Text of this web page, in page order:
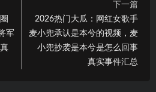
军
下一篇
2026热门大瓜：网红女歌手
麦小兜承认是本兮的视频，麦
小兜抄袭是本兮是怎么回事
真实事件汇总